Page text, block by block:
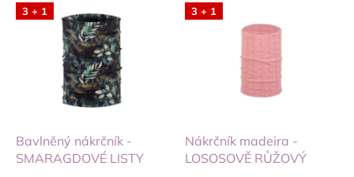
3 + 1
Bavlněný nákrčník -
SMARAGDOVÉ LISTY
3 + 1
Nákrčník madeira -
LOSOSOVĚ RŮŽOVÝ